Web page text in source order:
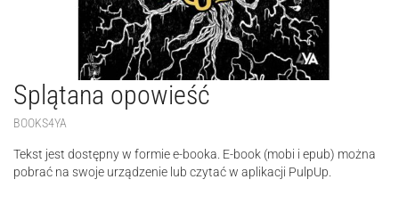
Splątana opowieść
BOOKS4YA
Tekst jest dostępny w formie e-booka. E-book (mobi i epub) można
pobrać na swoje urządzenie lub czytać w aplikacji PulpUp.